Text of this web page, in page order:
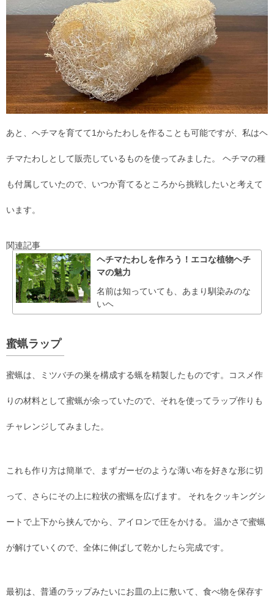
あと、ヘチマを育てて1からたわしを作ることも可能ですが、私はヘ
チマたわしとして販売しているものを使ってみました。 ヘチマの種
も付属していたので、いつか育てるところから挑戦したいと考えて
います。
関連記事
ヘチマたわしを作ろう！エコな植物ヘチ
マの魅力
名前は知っていても、あまり馴染みのな
いヘ
蜜蝋ラップ
蜜蝋は、ミツバチの巣を構成する蝋を精製したものです。コスメ作
りの材料として蜜蝋が余っていたので、それを使ってラップ作りも
チャレンジしてみました。
これも作り方は簡単で、まずガーゼのような薄い布を好きな形に切
って、さらにその上に粒状の蜜蝋を広げます。 それをクッキングシ
ートで上下から挟んでから、アイロンで圧をかける。 温かさで蜜蝋
が解けていくので、全体に伸ばして乾かしたら完成です。
最初は、普通のラップみたいにお皿の上に敷いて、食べ物を保存す